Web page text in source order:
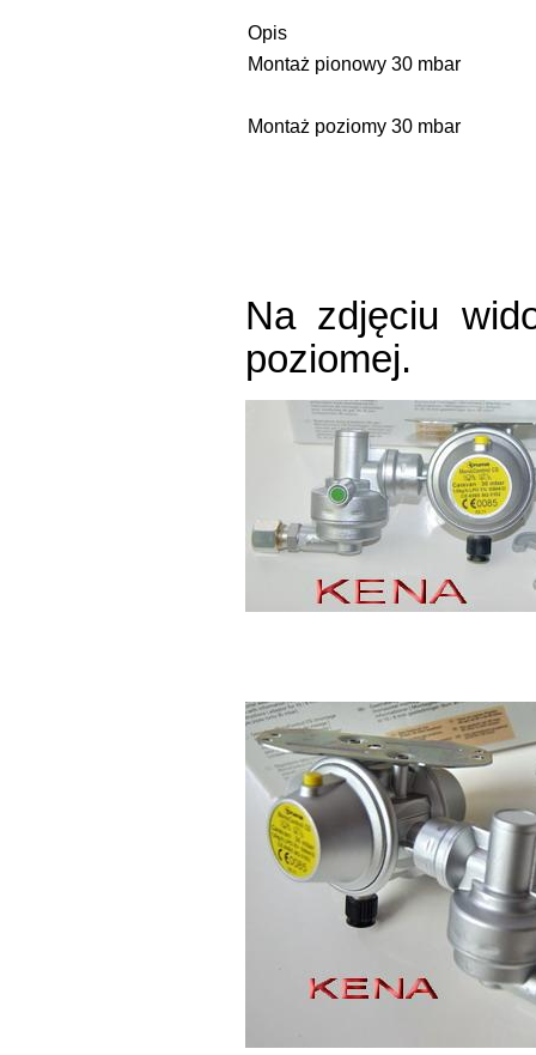
Opis
Montaż pionowy 30 mbar
Montaż poziomy 30 mbar
Na zdjęciu
poziomej.